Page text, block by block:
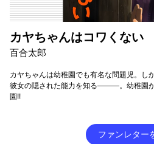
カヤちゃんはコワくない
百合太郎
カヤちゃんは幼稚園でも有名な問題児。し
彼女の隠された能力を知る―――。幼稚園
園!!
ファンレター